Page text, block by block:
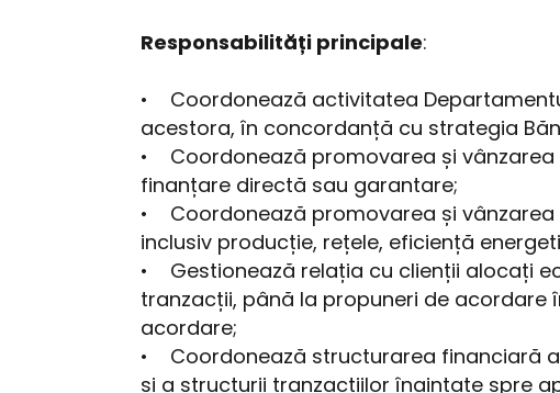
Responsabilități principale:
• Coordonează activitatea
acestora, în concordanță cu strategia
• Coordonează promovarea și
finanțare directă sau garantare;
• Coordonează promovarea și
inclusiv producție, rețele, eficiență
• Gestionează relația cu clienții alocați
tranzacții, până la propuneri de
acordare;
• Coordonează structurarea financiară
și a structurii tranzacțiilor înaintate spre